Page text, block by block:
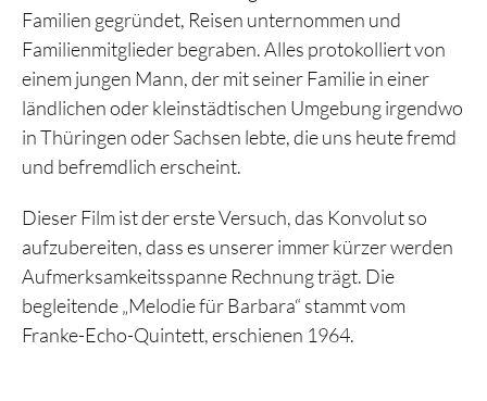
Familien gegründet, Reisen unternommen und
Familienmitglieder begraben. Alles protokolliert von
einem jungen Mann, der mit seiner Familie in einer
ländlichen oder kleinstädtischen Umgebung irgendwo
in Thüringen oder Sachsen lebte, die uns heute fremd
und befremdlich erscheint.
Dieser Film ist der erste Versuch, das Konvolut so
aufzubereiten, dass es unserer immer kürzer werden
Aufmerksamkeitsspanne Rechnung trägt. Die
begleitende „Melodie für Barbara“ stammt vom
Franke-Echo-Quintett, erschienen 1964.